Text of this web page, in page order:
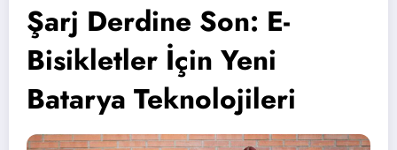
Şarj Derdine Son: E-
Bisikletler İçin Yeni
Batarya Teknolojileri